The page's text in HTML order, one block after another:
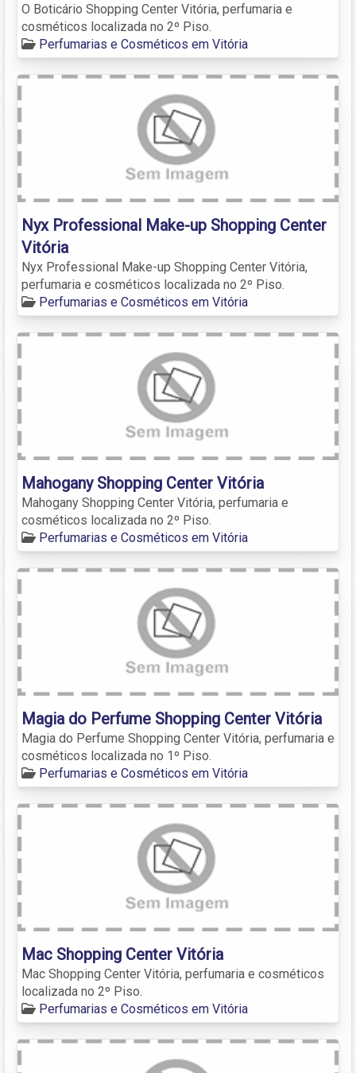
O Boticário Shopping Center Vitória, perfumaria e
cosméticos localizada no 2º Piso.
Perfumarias e Cosméticos em Vitória
Nyx Professional Make-up Shopping Center
Vitória
Nyx Professional Make-up Shopping Center Vitória,
perfumaria e cosméticos localizada no 2º Piso.
Perfumarias e Cosméticos em Vitória
Mahogany Shopping Center Vitória
Mahogany Shopping Center Vitória, perfumaria e
cosméticos localizada no 2º Piso.
Perfumarias e Cosméticos em Vitória
Magia do Perfume Shopping Center Vitória
Magia do Perfume Shopping Center Vitória, perfumaria e
cosméticos localizada no 1º Piso.
Perfumarias e Cosméticos em Vitória
Mac Shopping Center Vitória
Mac Shopping Center Vitória, perfumaria e cosméticos
localizada no 2º Piso.
Perfumarias e Cosméticos em Vitória